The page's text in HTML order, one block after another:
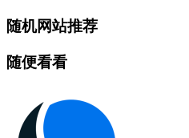
随机网站推荐
随便看看